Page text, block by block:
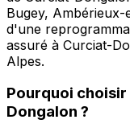
Bugey,
d'une
assuré à Curciat-
Alpes.
Pourquoi choisir
Dongalon ?